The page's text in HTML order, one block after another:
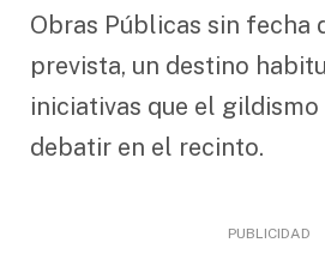
Obras Públicas sin fecha
prevista, un destino
iniciativas que el
debatir en el recinto.
PUBLICIDAD